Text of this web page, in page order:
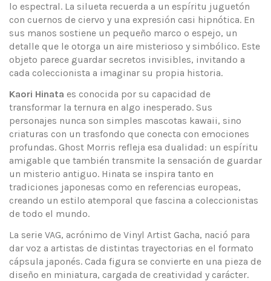
lo espectral. La silueta recuerda a un espíritu juguetón
con cuernos de ciervo y una expresión casi hipnótica. En
sus manos sostiene un pequeño marco o espejo, un
detalle que le otorga un aire misterioso y simbólico. Este
objeto parece guardar secretos invisibles, invitando a
cada coleccionista a imaginar su propia historia.
Kaori Hinata es conocida por su capacidad de
transformar la ternura en algo inesperado. Sus
personajes nunca son simples mascotas kawaii, sino
criaturas con un trasfondo que conecta con emociones
profundas. Ghost Morris refleja esa dualidad: un espíritu
amigable que también transmite la sensación de guardar
un misterio antiguo. Hinata se inspira tanto en
tradiciones japonesas como en referencias europeas,
creando un estilo atemporal que fascina a coleccionistas
de todo el mundo.
La serie VAG, acrónimo de Vinyl Artist Gacha, nació para
dar voz a artistas de distintas trayectorias en el formato
cápsula japonés. Cada figura se convierte en una pieza de
diseño en miniatura, cargada de creatividad y carácter.